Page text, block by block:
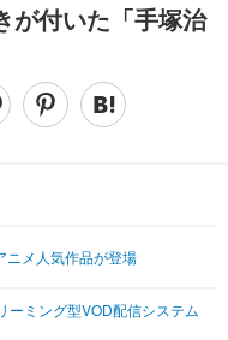
スマートフォン
その他
映画・ドラマ
ブログ
その他
が付いた「手塚治
ニメ人気作品が登場
ーミング型VOD配信システム